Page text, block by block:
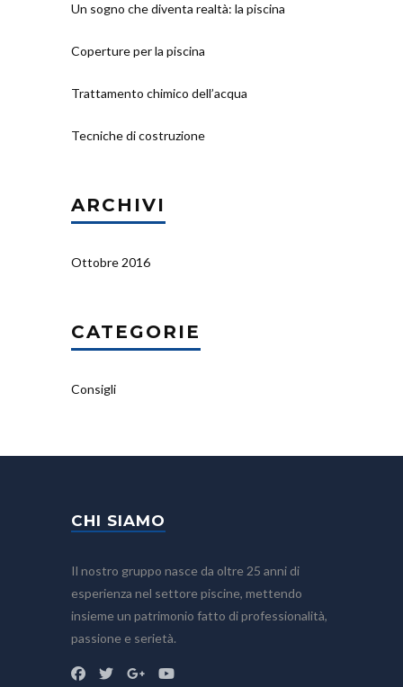
Un sogno che diventa realtà: la piscina
Coperture per la piscina
Trattamento chimico dell’acqua
Tecniche di costruzione
ARCHIVI
Ottobre 2016
CATEGORIE
Consigli
CHI SIAMO
Il nostro gruppo nasce da oltre 25 anni di
esperienza nel settore piscine, mettendo
insieme un patrimonio fatto di professionalità,
passione e serietà.